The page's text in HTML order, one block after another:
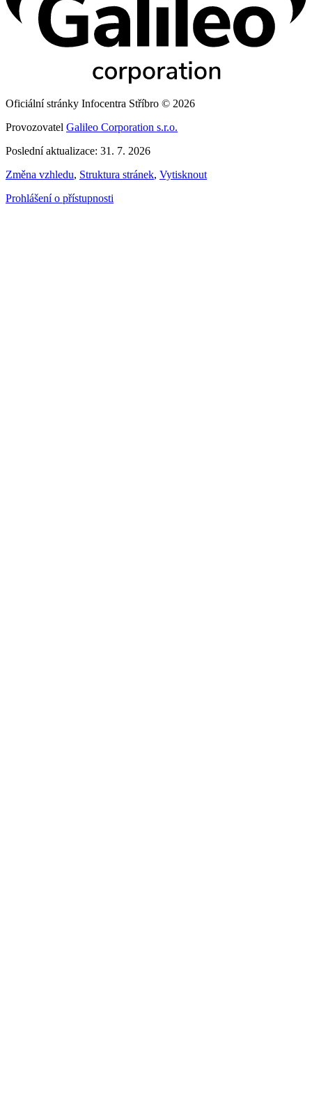
Oficiální stránky Infocentra Stříbro © 2026
Provozovatel Galileo Corporation s.r.o.
Poslední aktualizace: 31. 7. 2026
Změna vzhledu, Struktura stránek, Vytisknout
Prohlášení o přístupnosti